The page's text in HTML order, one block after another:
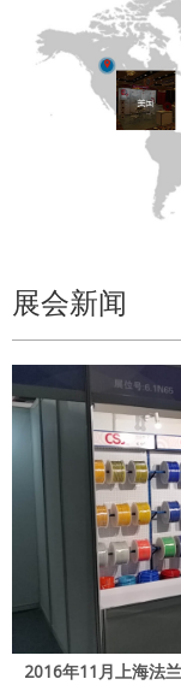
展会新闻
2016年11月上海法